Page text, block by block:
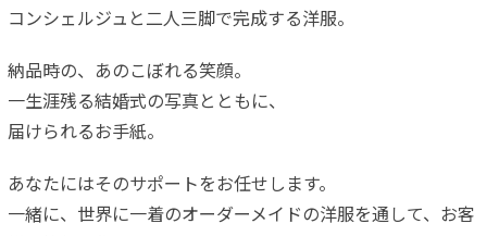
コンシェルジュと二人三脚で完成する洋服。
納品時の、あのこぼれる笑顔。
一生涯残る結婚式の写真とともに、
届けられるお手紙。
あなたにはそのサポートをお任せします。
一緒に、世界に一着のオーダーメイドの洋服を通して、お客